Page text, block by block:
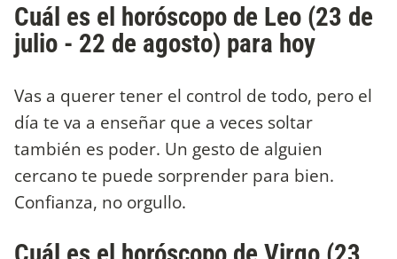
Cuál es el horóscopo de Leo (23 de
julio - 22 de agosto) para hoy
Vas a querer tener el control de todo, pero el
día te va a enseñar que a veces soltar
también es poder. Un gesto de alguien
cercano te puede sorprender para bien.
Confianza, no orgullo.